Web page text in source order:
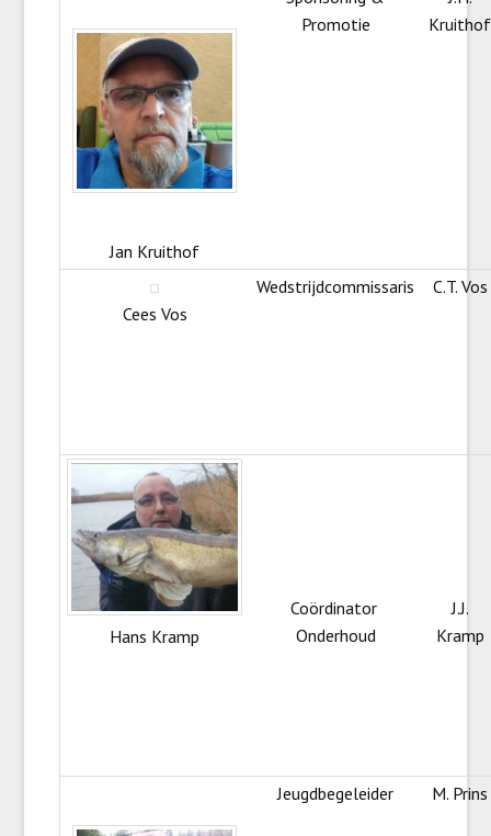
Jan Kruithof
Promotie
Kruithof
Cees Vos
Wedstrijdcommissaris C.T. Vos
Hans Kramp
Coördinator
Onderhoud
J.J.
Kramp
Jeugdbegeleider M. Prins